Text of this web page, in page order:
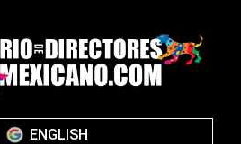
ENGLISH